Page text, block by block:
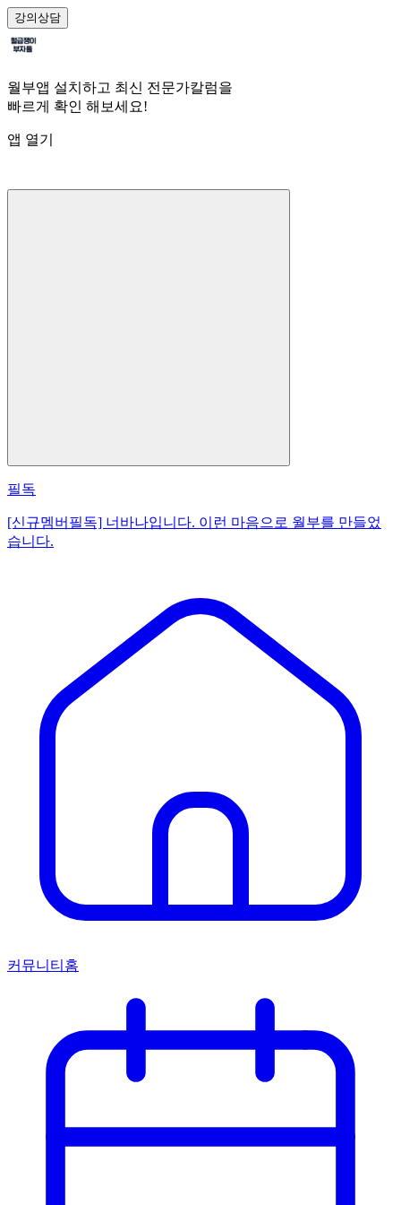
강의상담
월부앱 설치하고 최신 전문가칼럼을
빠르게 확인 해보세요!
앱 열기
필독
[신규멤버필독] 너바나입니다. 이런 마음으로 월부를 만들었
습니다.
커뮤니티홈